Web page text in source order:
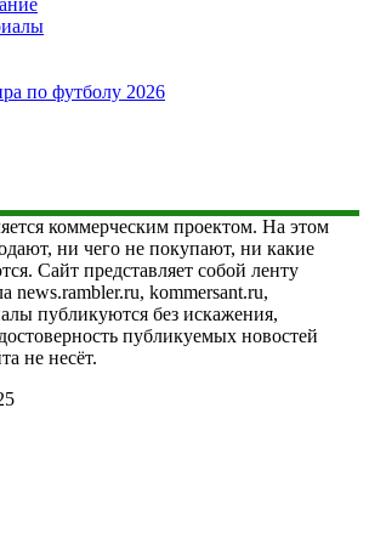
по футболу 2026
коммерческим проектом. На этом
ни чего не покупают, ни какие
Сайт представляет собой ленту
news.rambler.ru, kommersant.ru,
публикуются без искажения,
публикуемых новостей
не несёт.